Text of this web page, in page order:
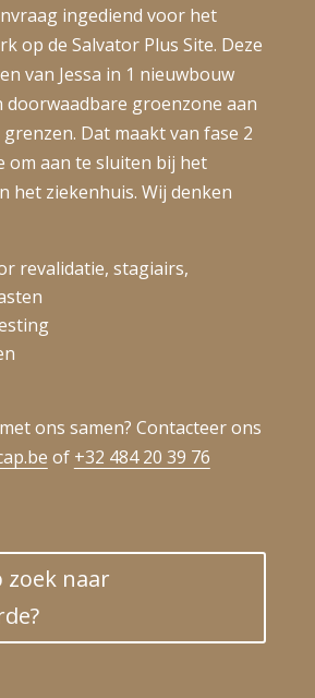
ingediend voor het
op de Salvator Plus Site. Deze
van Jessa in 1 nieuwbouw
doorwaadbare groenzone aan
Dat maakt van fase 2
om aan te sluiten bij het
het ziekenhuis. Wij denken
revalidatie, stagiairs,
ons samen? Contacteer ons
of +32 484 20 39 76
zoek naar